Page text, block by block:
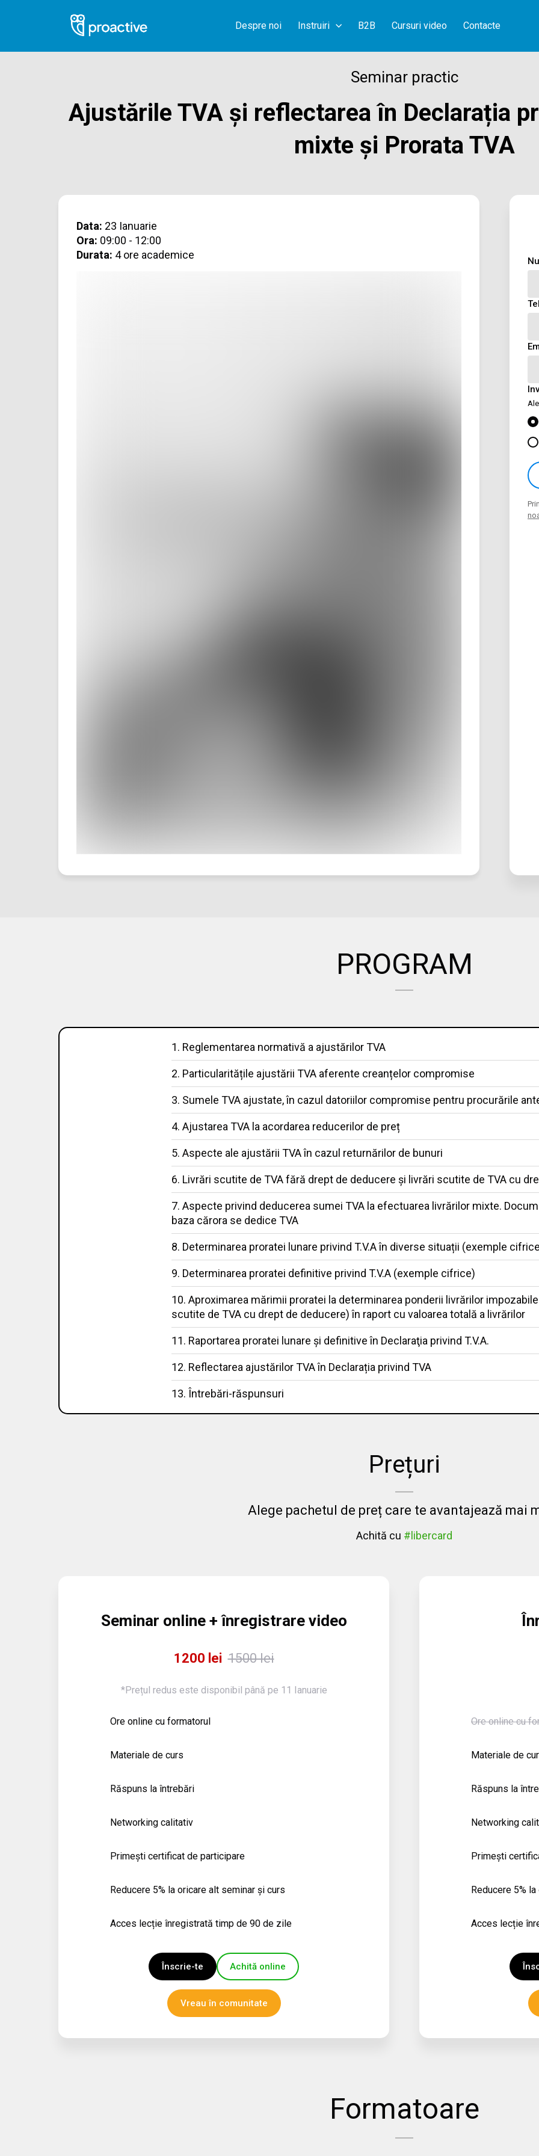
Despre noi Instruiri B2B Cursuri video Contacte
Seminar practic
Ajustările TVA și reflectarea în Declarația
mixte și Prorata TVA
Data: 23 Ianuarie
Ora: 09:00 - 12:00
Durata: 4 ore academice
PROGRAM
1. Reglementarea normativă a ajustărilor TVA
2. Particularitățile ajustării TVA aferente creanțelor compromise
3. Sumele TVA ajustate, în cazul datoriilor compromise pentru procurările
4. Ajustarea TVA la acordarea reducerilor de preț
5. Aspecte ale ajustării TVA în cazul returnărilor de bunuri
6. Livrări scutite de TVA fără drept de deducere și livrări scutite de TVA cu
7. Aspecte privind deducerea sumei TVA la efectuarea livrărilor mixte.
baza cărora se dedice TVA
8. Determinarea proratei lunare privind T.V.A în diverse situații (exemple
9. Determinarea proratei definitive privind T.V.A (exemple cifrice)
10. Aproximarea mărimii proratei la determinarea ponderii livrărilor
scutite de TVA cu drept de deducere) în raport cu valoarea totală a livrărilor
11. Raportarea proratei lunare și definitive în Declaraţia privind T.V.A.
12. Reflectarea ajustărilor TVA în Declarația privind TVA
13. Întrebări-răspunsuri
Prețuri
Alege pachetul de preț care te avantajează mai
Achită cu #libercard
Seminar online + înregistrare video
1200 lei 1500 lei
*Prețul redus este disponibil până pe 11 Ianuarie
Ore online cu formatorul
Materiale de curs
Răspuns la întrebări
Networking calitativ
Primești certificat de participare
Reducere 5% la oricare alt seminar și curs
Acces lecție înregistrată timp de 90 de zile
Înscrie-te Achită online
Vreau în comunitate
Ore online cu
Materiale de
Răspuns la
Networking
Primești
Reducere 5%
Acces lecție
Formatoare